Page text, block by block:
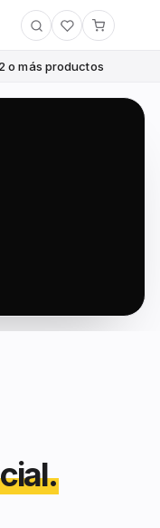
o más productos